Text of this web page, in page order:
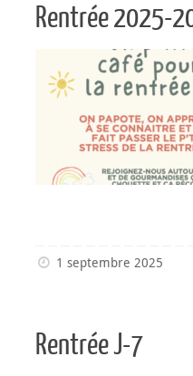
Rentrée 2025-
1 septembre 2025
Rentrée J-7